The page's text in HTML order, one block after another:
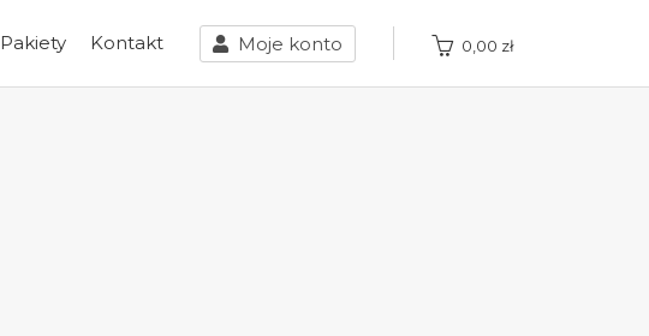
Pakiety Kontakt Moje konto 0,00 zł